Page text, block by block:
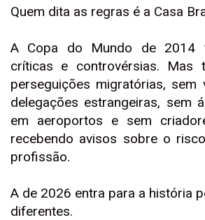
Quem dita as regras é a Casa
A Copa do Mundo de 2014
críticas e controvérsias. Mas
perseguições migratórias, sem
delegações estrangeiras, sem
em aeroportos e sem
recebendo avisos sobre o
profissão.
A de 2026 entra para a história
diferentes.